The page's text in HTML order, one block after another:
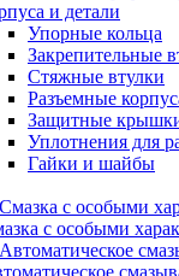
и детали
Упорные кольца
Закрепительные
Стяжные втулки
Разъемные
Защитные
Уплотнения для
Гайки и шайбы
с особыми